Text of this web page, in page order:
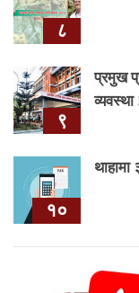
८
९
प्रमुख
व्यवस्था
१०